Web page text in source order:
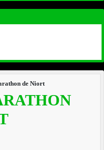
de Niort